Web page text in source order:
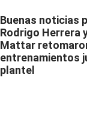
Buenas noticias
Rodrigo Herrera
Mattar
entrenamientos
plantel